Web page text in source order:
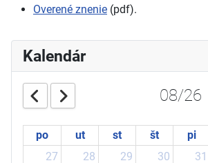
Overené znenie (pdf).
Kalendár
08/26
po ut st št pi
27
28 29 30 31